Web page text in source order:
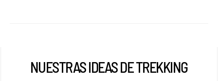
NUESTRAS IDEAS DE TREKKING